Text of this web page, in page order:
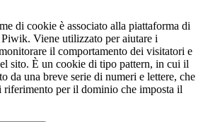
di cookie è associato alla piattaforma di
Viene utilizzato per aiutare i
il comportamento dei visitatori e
sito. È un cookie di tipo pattern, in cui il
da una breve serie di numeri e lettere, che
riferimento per il dominio che imposta il